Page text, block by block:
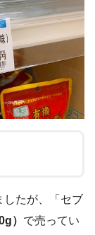
したが、「セブ
） で売ってい